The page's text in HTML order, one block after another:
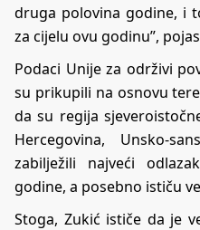
druga polovina godine, i
za cijelu ovu godinu”,
Podaci Unije za održivi
su prikupili na osnovu
da su regija
Hercegovina, Unsko-
zabilježili najveći
godine, a posebno ističu
Stoga, Zukić ističe da je